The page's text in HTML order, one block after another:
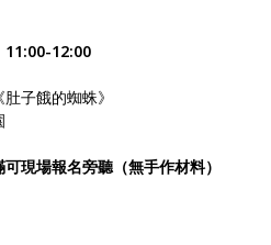
12:00
子餓的蜘蛛》
現場報名旁聽（無手作材料）